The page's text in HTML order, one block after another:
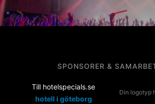
SPONSORER &
Till hotelspecials.se
hotell i göteborg
Din logotyp